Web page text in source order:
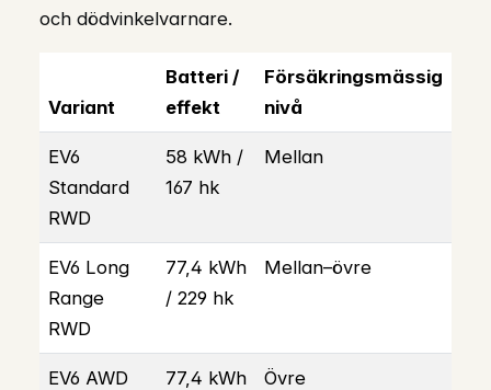
och dödvinkelvarnare.
Variant
Batteri /
effekt
Försäkringsmässig
nivå
EV6
Standard
RWD
58 kWh /
167 hk
Mellan
EV6 Long
Range
RWD
77,4 kWh
/ 229 hk
Mellan–övre
EV6 AWD
77,4 kWh
Övre